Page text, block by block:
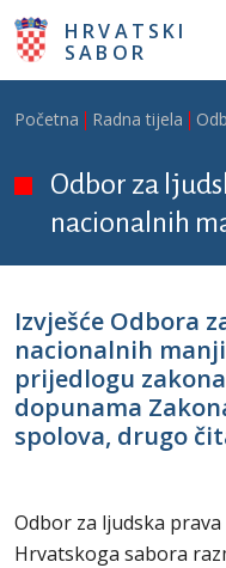
Skoči na glavni sadržaj
HRVATSKI
SABOR
Breadcrumb
Početna Radna tijela
Odbor za
nacionalnih
Izvješće Odbora
nacionalnih
prijedlogu
dopunama
spolova, drugo
Odbor za ljudska
Hrvatskoga sabora